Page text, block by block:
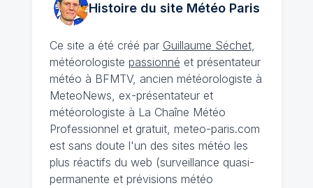
Histoire du site MétéoParis
Ce site a été créé par Guillaume Séchet,
météorologiste passionné et présentateur
météo à BFMTV, ancien météorologiste à
MeteoNews, ex-présentateur et
météorologiste à La Chaîne Météo
Professionnel et gratuit, meteo-paris.com
est sans doute l'un des sites météo les
plus réactifs du web (surveillance quasi-
permanente et prévisions météo